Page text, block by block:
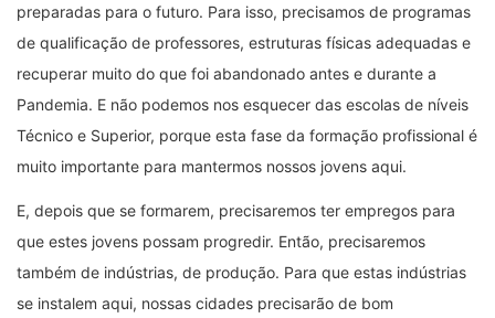
preparadas para o futuro. Para isso, precisamos de programas
de qualificação de professores, estruturas físicas adequadas e
recuperar muito do que foi abandonado antes e durante a
Pandemia. E não podemos nos esquecer das escolas de níveis
Técnico e Superior, porque esta fase da formação profissional é
muito importante para mantermos nossos jovens aqui.
E, depois que se formarem, precisaremos ter empregos para
que estes jovens possam progredir. Então, precisaremos
também de indústrias, de produção. Para que estas indústrias
se instalem aqui, nossas cidades precisarão de bom